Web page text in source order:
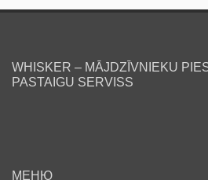
WHISKER – MĀJDZĪVNIEKU
PASTAIGU SERVISS
МЕНЮ